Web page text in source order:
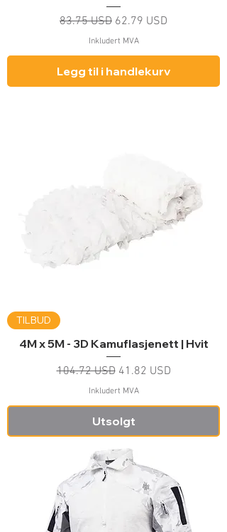
Vanlig pris
83.75 USD Salgspris
62.79 USD
Inkludert MVA
Legg til i handlekurv
TILBUD
4M x 5M - 3D Kamuflasjenett | Hvit
Vanlig pris
104.72 USD Salgspris
41.82 USD
Inkludert MVA
Utsolgt